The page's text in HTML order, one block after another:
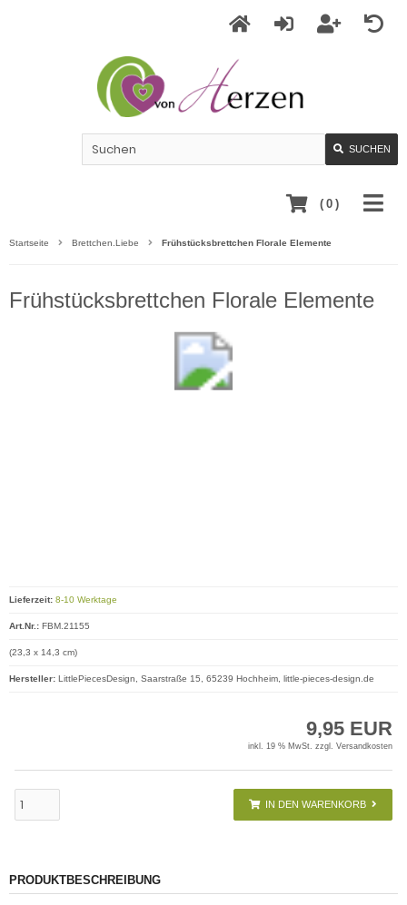
SUCHEN
( 0 )
Startseite Brettchen.Liebe Frühstücksbrettchen Florale Elemente
Frühstücksbrettchen Florale Elemente
9,95 EUR
inkl. 19 % MwSt. zzgl. Versandkosten
IN DEN WARENKORB
Lieferzeit: 8-10 Werktage
Art.Nr.: FBM.21155
(23,3 x 14,3 cm)
Hersteller: LittlePiecesDesign, Saarstraße 15, 65239 Hochheim, little-pieces-design.de
PRODUKTBESCHREIBUNG